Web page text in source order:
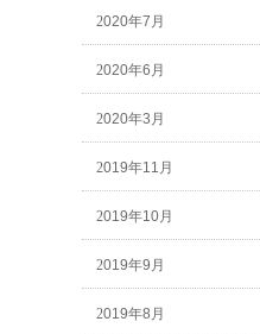
2020年7月
2020年6月
2020年3月
2019年11月
2019年10月
2019年9月
2019年8月